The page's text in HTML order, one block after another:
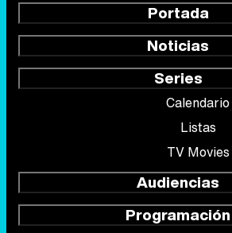
Portada
Noticias
Series
Calendario
Listas
TV Movies
Audiencias
Programación